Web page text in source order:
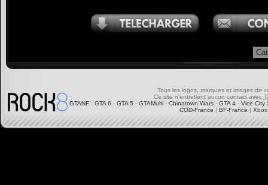
Tous les logos, marques et images de
Ce site n'entretient aucun contact avec
GTANF : GTA 6 - GTA 5 - GTAMulti - Chinatown Wars - GTA 4 - Vice City
COD-France | BF-France |